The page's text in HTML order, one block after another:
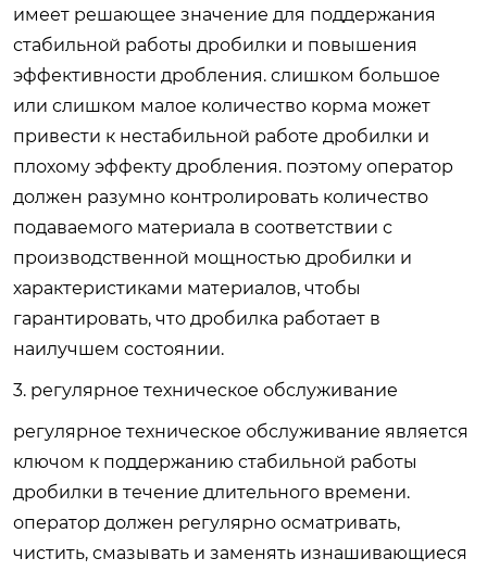
имеет решающее значение для поддержания
стабильной работы дробилки и повышения
эффективности дробления. слишком большое
или слишком малое количество корма может
привести к нестабильной работе дробилки и
плохому эффекту дробления. поэтому оператор
должен разумно контролировать количество
подаваемого материала в соответствии с
производственной мощностью дробилки и
характеристиками материалов, чтобы
гарантировать, что дробилка работает в
наилучшем состоянии.
3. регулярное техническое обслуживание
регулярное техническое обслуживание является
ключом к поддержанию стабильной работы
дробилки в течение длительного времени.
оператор должен регулярно осматривать,
чистить, смазывать и заменять изнашивающиеся